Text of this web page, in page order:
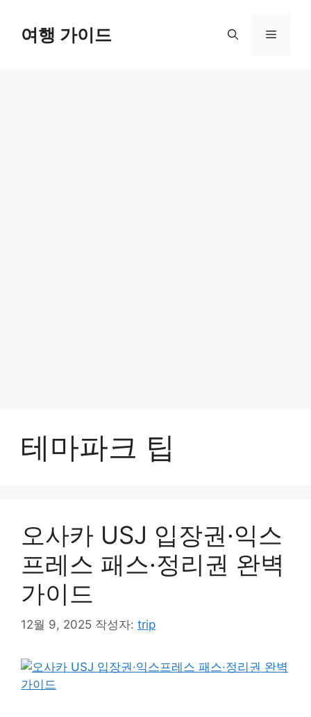
여행 가이드 메
테마파크 팁
오사카 USJ 입장권·익스
프레스 패스·정리권 완벽
가이드
12월 9, 2025 작성자: trip